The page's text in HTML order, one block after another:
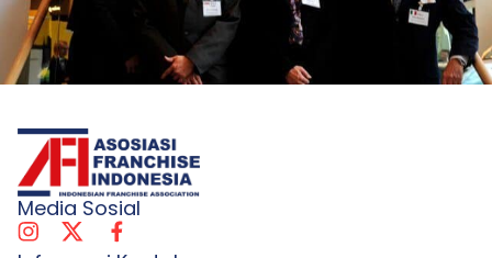
Media Sosial